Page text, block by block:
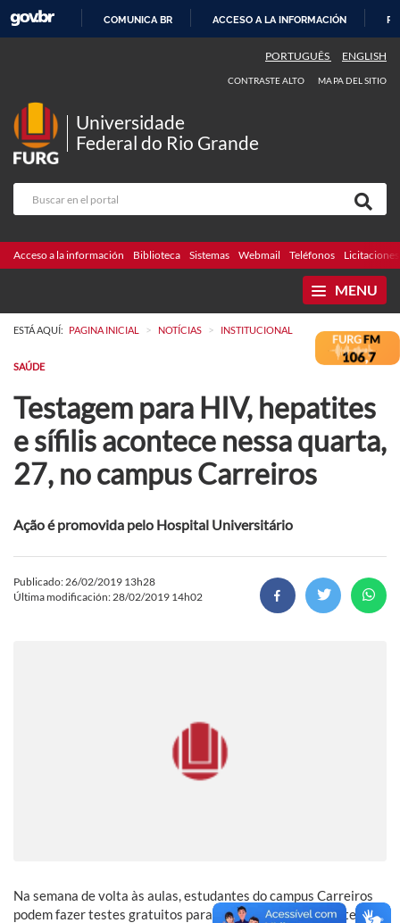
CONTENIDO
COMUNICA BR ACCESO A LA INFORMACIÓN
PORTUGUÊS ENGLISH
CONTRASTE ALTO MAPA DEL SITIO
Universidade
Federal do Rio Grande
Acceso a la información Biblioteca Sistemas Webmail Teléfonos Licitaciones
MENU
ESTÁ AQUÍ: PAGINA INICIAL > NOTÍCIAS > INSTITUCIONAL
SAÚDE
Testagem para HIV, hepatites
e sífilis acontece nessa quarta,
27, no campus Carreiros
Ação é promovida pelo Hospital Universitário
Publicado: 26/02/2019 13h28
Última modificación: 28/02/2019 14h02
Na semana de volta às aulas, estudantes do campus Carreiros
podem fazer testes gratuitos para HIV, hepatites e diabetes. A